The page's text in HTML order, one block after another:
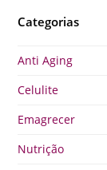
Categorias
Anti Aging
Celulite
Emagrecer
Nutrição